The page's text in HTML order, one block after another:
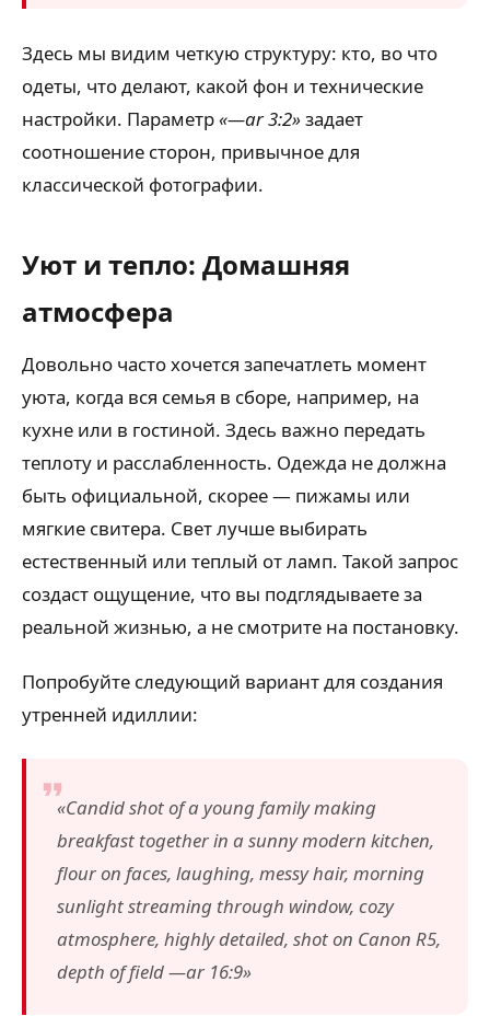
Здесь мы видим четкую структуру: кто, во что
одеты, что делают, какой фон и технические
настройки. Параметр«—ar 3:2»задает
соотношение сторон, привычное для
классической фотографии.
Уют и тепло: Домашняя
атмосфера
Довольно часто хочется запечатлеть момент
уюта, когда вся семья в сборе, например, на
кухне или в гостиной. Здесь важно передать
теплоту и расслабленность. Одежда не должна
быть официальной, скорее — пижамы или
мягкие свитера. Свет лучше выбирать
естественный или теплый от ламп. Такой запрос
создаст ощущение, что вы подглядываете за
реальной жизнью, а не смотрите на постановку.
Попробуйте следующий вариант для создания
утренней идиллии:
«Candid shot of a young family making
breakfast together in a sunny modern kitchen,
flour on faces, laughing, messy hair, morning
sunlight streaming through window, cozy
atmosphere, highly detailed, shot on Canon R5,
depth of field —ar 16:9»